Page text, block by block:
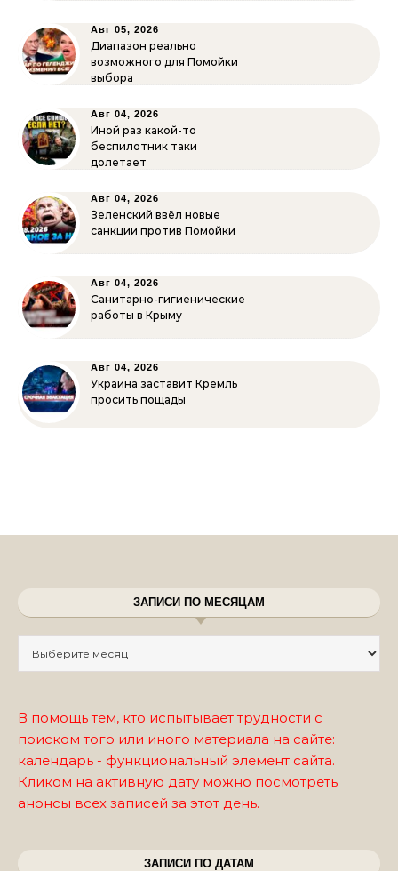
Авг 05, 2026
Диапазон реально
возможного для Помойки
выбора
Авг 04, 2026
Иной раз какой-то
беспилотник таки
долетает
Авг 04, 2026
Зеленский ввёл новые
санкции против Помойки
Авг 04, 2026
Санитарно-гигиенические
работы в Крыму
Авг 04, 2026
Украина заставит Кремль
просить пощады
ЗАПИСИ ПО МЕСЯЦАМ
В помощь тем, кто испытывает трудности с
поиском того или иного материала на сайте:
календарь - функциональный элемент сайта.
Кликом на активную дату можно посмотреть
анонсы всех записей за этот день.
ЗАПИСИ ПО ДАТАМ